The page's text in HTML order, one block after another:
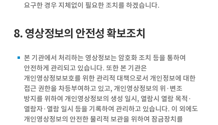
요구한 경우 지체없이 필요한 조치를 하겠습니다.
8. 영상정보의 안전성 확보조치
본 기관에서 처리하는 영상정보는 암호화 조치 등을 통하여
안전하게 관리되고 있습니다. 또한 본 기관은
개인영상정보보호를 위한 관리적 대책으로서 개인정보에 대한
접근 권한을 차등부여하고 있고, 개인영상정보의 위·변조
방지를 위하여 개인영상정보의 생성 일시, 열람시 열람 목적·
열람자·열람 일시 등을 기록하여 관리하고 있습니다. 이 외에도
개인영상정보의 안전한 물리적 보관을 위하여 잠금장치를